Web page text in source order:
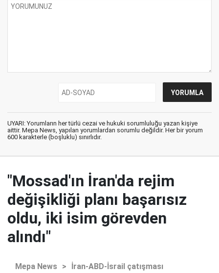
UYARI: Yorumların her türlü cezai ve hukuki sorumluluğu yazan kişiye
aittir. Mepa News, yapılan yorumlardan sorumlu değildir. Her bir yorum
600 karakterle (boşluklu) sınırlıdır.
"Mossad'ın İran'da rejim
değişikliği planı başarısız
oldu, iki isim görevden
alındı"
Mepa News > İran-ABD-İsrail çatışması